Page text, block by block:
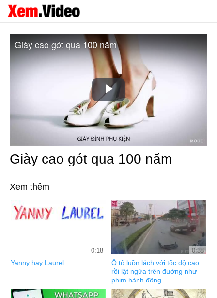
Play
Video
Giày cao gót qua 100 năm
Giày cao gót qua 100 năm
Xem thêm
0:18
Yanny hay Laurel
0:38
Ô tô luồn lách với tốc độ cao
rồi lật ngửa trên đường như
phim hành động